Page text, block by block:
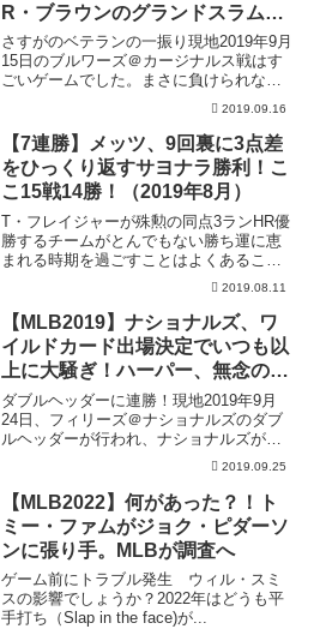
R・ブラウンのグランドスラムで
逆転！【MLB2019年9月】
さすがのベテランの一振り現地2019年9月
15日のブルワーズ＠カージナルス戦はす
ごいゲームでした。まさに負けられない
2019.09.16
【7連勝】メッツ、9回裏に3点差
をひっくり返すサヨナラ勝利！こ
こ15戦14勝！（2019年8月）
T・フレイジャーが殊勲の同点3ランHR優
勝するチームがとんでもない勝ち運に恵
まれる時期を過ごすことはよくあること
2019.08.11
【MLB2019】ナショナルズ、ワ
イルドカード出場決定でいつも以
上に大騒ぎ！ハーパー、無念の敗
退！
ダブルヘッダーに連勝！現地2019年9月
24日、フィリーズ＠ナショナルズのダブ
ルヘッダーが行われ、ナショナルズが連
2019.09.25
【MLB2022】何があった？！ト
ミー・ファムがジョク・ピダーソ
ンに張り手。MLBが調査へ
ゲーム前にトラブル発生 ウィル・スミ
スの影響でしょうか？2022年はどうも平
手打ち（Slap in the face)が...